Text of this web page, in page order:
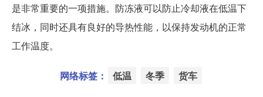
是非常重要的一项措施。防冻液可以防止冷却液在低温下
结冰，同时还具有良好的导热性能，以保持发动机的正常
工作温度。
网络标签： 低温 冬季 货车